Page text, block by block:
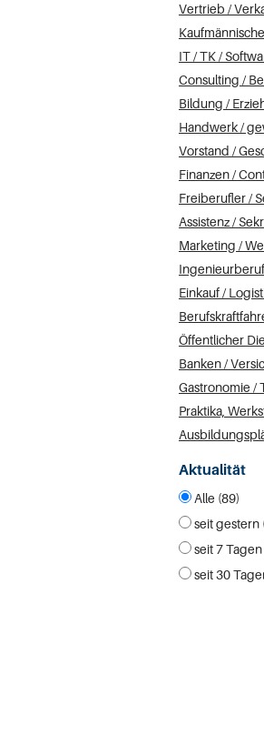
Vertrieb /
IT / TK /
Consulting /
Bildung /
Vorstand /
Finanzen /
Assistenz /
Marketing /
Einkauf /
Öffentlicher
Gastronomie /
Praktika,
Aktualität
Alle (89)
seit gestern
seit 7 Tagen
seit 30